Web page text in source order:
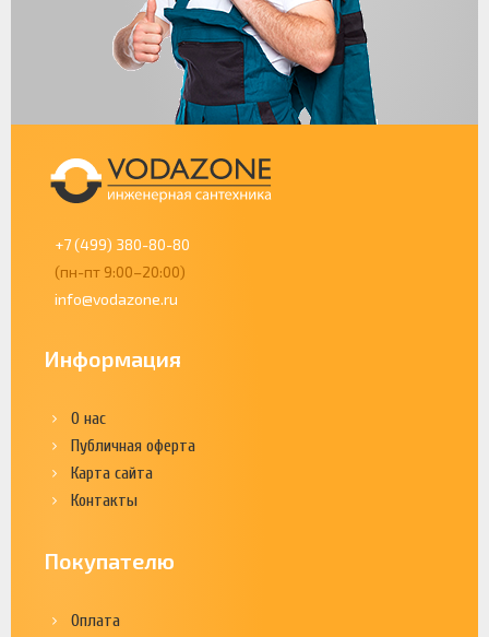
+7 (499) 380-80-80
(пн-пт 9:00–20:00)
info@vodazone.ru
Информация
О нас
Публичная оферта
Карта сайта
Контакты
Покупателю
Оплата